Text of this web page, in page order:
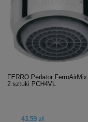
FERRO Perlator
2 sztuki PCH4VL
43,59 zł